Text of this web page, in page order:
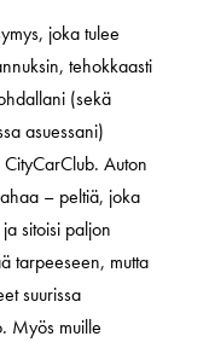
joka tulee
tehokkaasti
(sekä
asuessani)
Auton
– peltiä, joka
sitoisi paljon
tarpeeseen, mutta
suurissa
Myös muille